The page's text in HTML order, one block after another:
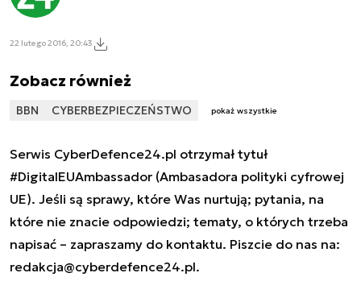
22 lutego 2016, 20:43
Zobacz również
BBN CYBERBEZPIECZEŃSTWO pokaż wszystkie
Serwis CyberDefence24.pl otrzymał tytuł
#DigitalEUAmbassador (Ambasadora polityki cyfrowej
UE). Jeśli są sprawy, które Was nurtują; pytania, na
które nie znacie odpowiedzi; tematy, o których trzeba
napisać – zapraszamy do kontaktu. Piszcie do nas na:
redakcja@cyberdefence24.pl.